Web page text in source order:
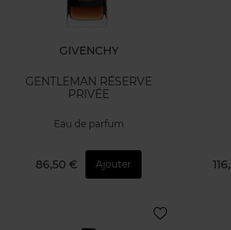
GIVENCHY
GENTLEMAN RÉSERVE
PRIVÉE
Eau de parfum
86,50 € Ajouter